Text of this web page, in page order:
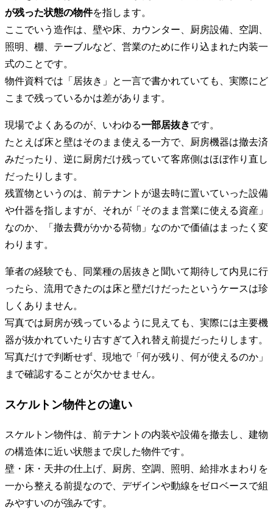
が残った状態の物件を指します。
ここでいう造作は、壁や床、カウンター、厨房設備、空調、
照明、棚、テーブルなど、営業のために作り込まれた内装一
式のことです。
物件資料では「居抜き」と一言で書かれていても、実際にど
こまで残っているかは差があります。
現場でよくあるのが、いわゆる一部居抜きです。
たとえば床と壁はそのまま使える一方で、厨房機器は撤去済
みだったり、逆に厨房だけ残っていて客席側はほぼ作り直し
だったりします。
残置物というのは、前テナントが退去時に置いていった設備
や什器を指しますが、それが「そのまま営業に使える資産」
なのか、「撤去費がかかる荷物」なのかで価値はまったく変
わります。
筆者の経験でも、同業種の居抜きと聞いて期待して内見に行
ったら、流用できたのは床と壁だけだったというケースは珍
しくありません。
写真では厨房が残っているように見えても、実際には主要機
器が抜かれていたり古すぎて入れ替え前提だったりします。
写真だけで判断せず、現地で「何が残り、何が使えるのか」
まで確認することが欠かせません。
スケルトン物件との違い
スケルトン物件は、前テナントの内装や設備を撤去し、建物
の構造体に近い状態まで戻した物件です。
壁・床・天井の仕上げ、厨房、空調、照明、給排水まわりを
一から整える前提なので、デザインや動線をゼロベースで組
みやすいのが強みです。